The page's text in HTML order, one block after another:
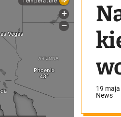
19
News